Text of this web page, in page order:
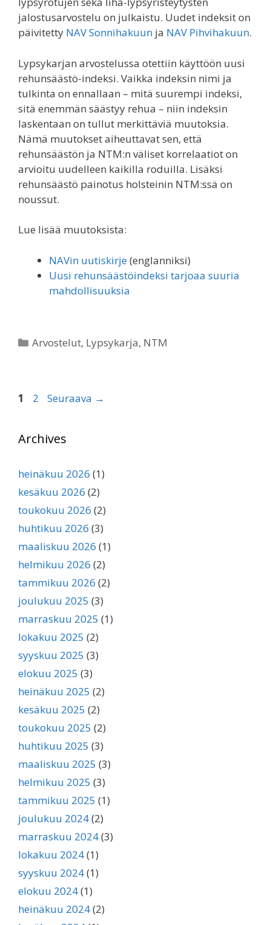
jalostusarvostelu on julkaistu. Uudet indeksit on
päivitetty NAV Sonnihakuun ja NAV Pihvihakuun.
Lypsykarjan arvostelussa otettiin käyttöön uusi
rehunsäästö-indeksi. Vaikka indeksin nimi ja
tulkinta on ennallaan – mitä suurempi indeksi,
sitä enemmän säästyy rehua – niin indeksin
laskentaan on tullut merkittäviä muutoksia.
Nämä muutokset aiheuttavat sen, että
rehunsäästön ja NTM:n väliset korrelaatiot on
arvioitu uudelleen kaikilla roduilla. Lisäksi
rehunsäästö painotus holsteinin NTM:ssä on
noussut.
Lue lisää muutoksista:
NAVin uutiskirje(englanniksi)
Uusi rehunsäästöindeksi tarjoaa suuria
mahdollisuuksia
Kategoriat
Arvostelut, Lypsykarja, NTM
Sivu
1 Sivu
2 Seuraava →
Archives
heinäkuu 2026 (1)
kesäkuu 2026 (2)
toukokuu 2026 (2)
huhtikuu 2026 (3)
maaliskuu 2026 (1)
helmikuu 2026 (2)
tammikuu 2026 (2)
joulukuu 2025 (3)
marraskuu 2025 (1)
lokakuu 2025 (2)
syyskuu 2025 (3)
elokuu 2025 (3)
heinäkuu 2025 (2)
kesäkuu 2025 (2)
toukokuu 2025 (2)
huhtikuu 2025 (3)
maaliskuu 2025 (3)
helmikuu 2025 (3)
tammikuu 2025 (1)
joulukuu 2024(2)
marraskuu 2024(3)
lokakuu 2024(1)
syyskuu 2024(1)
elokuu 2024(1)
heinäkuu 2024(2)